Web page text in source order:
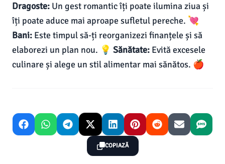
Dragoste: Un gest romantic îți poate ilumina ziua și
îți poate aduce mai aproape sufletul pereche. 💘
Bani: Este timpul să-ți reorganizezi finanțele și să
elaborezi un plan nou. 💡 Sănătate: Evită excesele
culinare și alege un stil alimentar mai sănătos. 🍎
COPIAZĂ